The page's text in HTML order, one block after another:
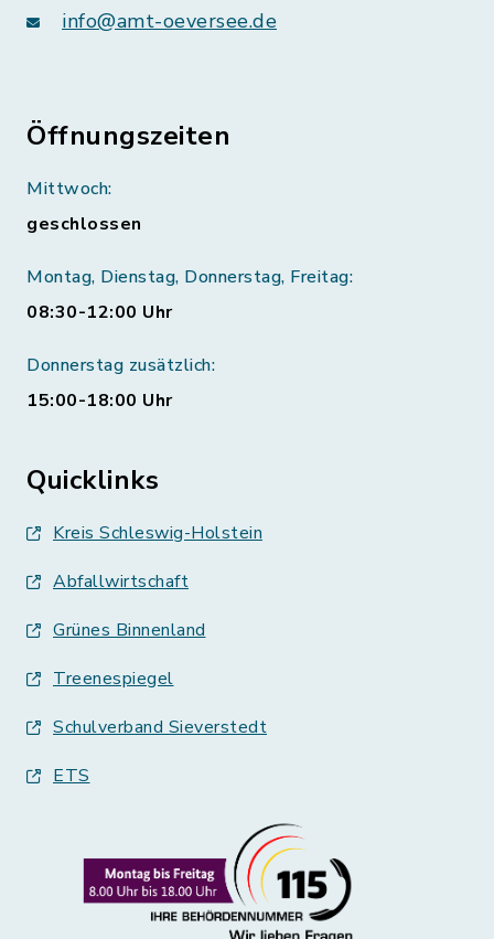
info@amt-oeversee.de
Öffnungszeiten
Mittwoch:
geschlossen
Montag, Dienstag, Donnerstag, Freitag:
08:30-12:00 Uhr
Donnerstag zusätzlich:
15:00-18:00 Uhr
Quicklinks
Kreis Schleswig-Holstein
Abfallwirtschaft
Grünes Binnenland
Treenespiegel
Schulverband Sieverstedt
ETS